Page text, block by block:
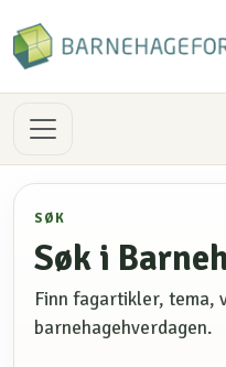
SØK
Søk i
Finn fagartikler, tema,
barnehagehverdagen.